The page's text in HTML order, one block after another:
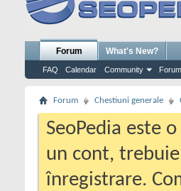
Forum
FAQ Calendar Community
What's New?
Forum Chestiuni generale
SeoPedia este
un cont,
înregistrare.